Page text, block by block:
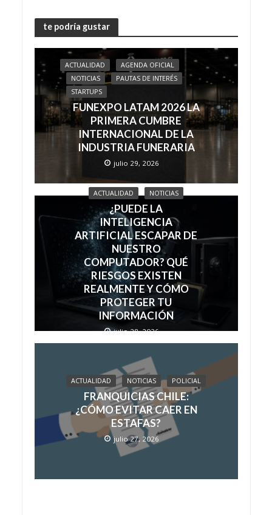
te podría gustar
ACTUALIDAD
AGENDA OFICIAL
NOTICIAS
PAUTAS DE INTERÉS
STARTUPS
FUNEXPO LATAM 2026 LA
PRIMERA CUMBRE
INTERNACIONAL DE LA
INDUSTRIA FUNERARIA
julio 29, 2026
ACTUALIDAD NOTICIAS
¿PUEDE LA
INTELIGENCIA
ARTIFICIAL ESCAPAR DE
NUESTRO
COMPUTADOR? QUÉ
RIESGOS EXISTEN
REALMENTE Y CÓMO
PROTEGER TU
INFORMACIÓN
julio 28, 2026
ACTUALIDAD NOTICIAS POLICIAL
FRANQUICIAS CHILE:
¿CÓMO EVITAR CAER EN
ESTAFAS?
julio 27, 2026